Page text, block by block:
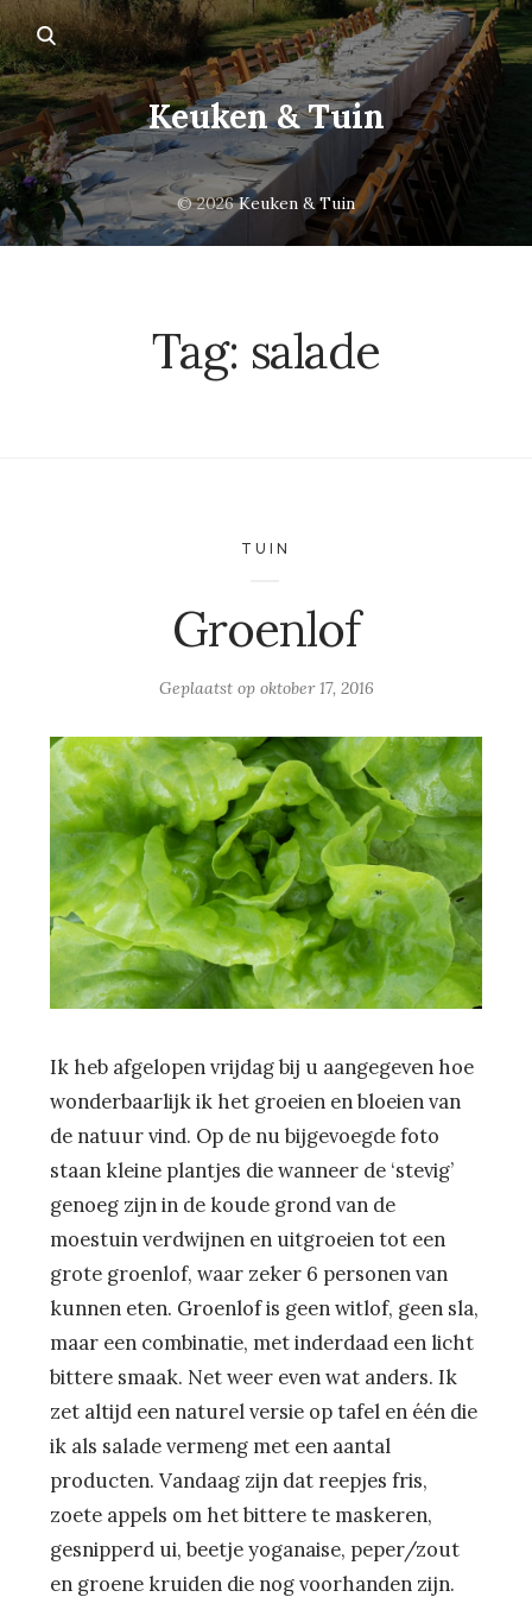
Keuken & Tuin
© 2026Keuken & Tuin
Tag: salade
TUIN
Groenlof
Geplaatst op oktober 17, 2016
Ik heb afgelopen vrijdag bij u aangegeven hoe
wonderbaarlijk ik het groeien en bloeien van
de natuur vind. Op de nu bijgevoegde foto
staan kleine plantjes die wanneer de ‘stevig’
genoeg zijn in de koude grond van de
moestuin verdwijnen en uitgroeien tot een
grote groenlof, waar zeker 6 personen van
kunnen eten. Groenlof is geen witlof, geen sla,
maar een combinatie, met inderdaad een licht
bittere smaak. Net weer even wat anders. Ik
zet altijd een naturel versie op tafel en één die
ik als salade vermeng met een aantal
producten. Vandaag zijn dat reepjes fris,
zoete appels om het bittere te maskeren,
gesnipperd ui, beetje yoganaise, peper/zout
en groene kruiden die nog voorhanden zijn.